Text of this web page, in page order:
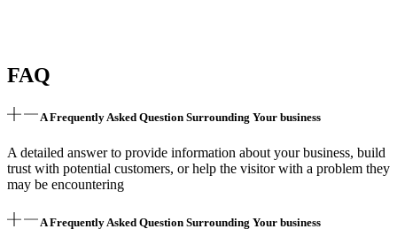
FAQ
A Frequently Asked Question Surrounding Your business
A detailed answer to provide information about your business, build
trust with potential customers, or help the visitor with a problem they
may be encountering
A Frequently Asked Question Surrounding Your business